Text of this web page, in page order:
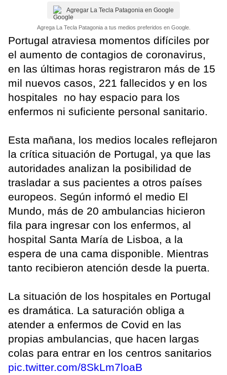
Agregar La Tecla Patagonia en Google
Agrega La Tecla Patagonia a tus medios preferidos en Google.
Portugal atraviesa momentos difíciles por
el aumento de contagios de coronavirus,
en las últimas horas registraron más de 15
mil nuevos casos, 221 fallecidos y en los
hospitales no hay espacio para los
enfermos ni suficiente personal sanitario.
Esta mañana, los medios locales reflejaron
la crítica situación de Portugal, ya que las
autoridades analizan la posibilidad de
trasladar a sus pacientes a otros países
europeos. Según informó el medio El
Mundo, más de 20 ambulancias hicieron
fila para ingresar con los enfermos, al
hospital Santa María de Lisboa, a la
espera de una cama disponible. Mientras
tanto recibieron atención desde la puerta.
La situación de los hospitales en Portugal
es dramática. La saturación obliga a
atender a enfermos de Covid en las
propias ambulancias, que hacen largas
colas para entrar en los centros sanitarios
pic.twitter.com/8SkLm7loaB